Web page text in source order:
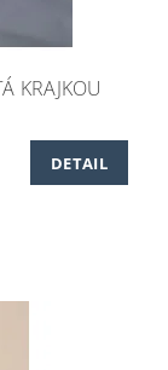
KRAJKOU
DETAIL